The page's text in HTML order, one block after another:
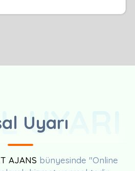
Uyarı
UYARI
AJANS bünyesinde "Online